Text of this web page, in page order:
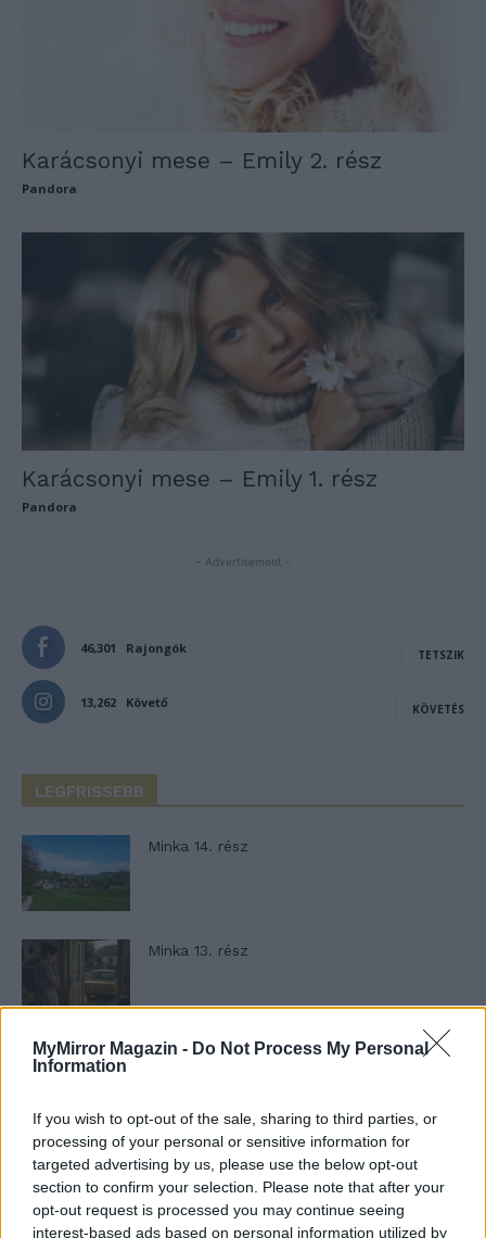
MyMirror Magazin - Do Not Process My Personal
Information
If you wish to opt-out of the sale, sharing to third parties, or
processing of your personal or sensitive information for
targeted advertising by us, please use the below opt-out
section to confirm your selection. Please note that after your
opt-out request is processed you may continue seeing
interest-based ads based on personal information utilized by
Karácsonyi mese – Emily 2. rész
Pandora
Karácsonyi mese – Emily 1. rész
Pandora
- Advertisement -
46,301 Rajongók TETSZIK
13,262 Követő KÖVETÉS
LEGFRISSEBB
Minka 14. rész
Minka 13. rész
Halál a Tresco-szigeten – A Josh Clayton-
Öt másodperc